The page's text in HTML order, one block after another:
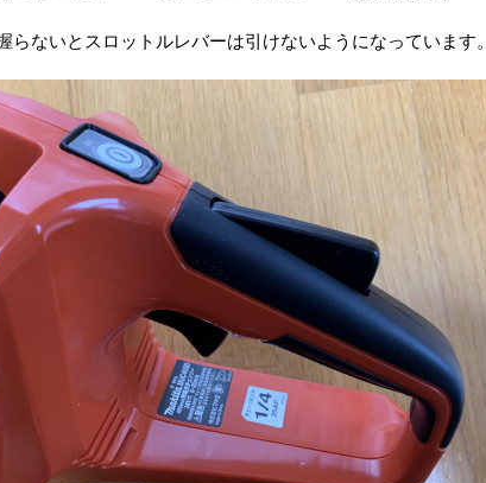
らないとスロットルレバーは引けないようになっています。